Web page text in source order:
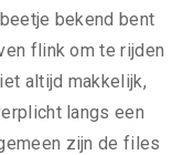
bekend bent
flink om te rijden
altijd makkelijk,
langs een
zijn de files